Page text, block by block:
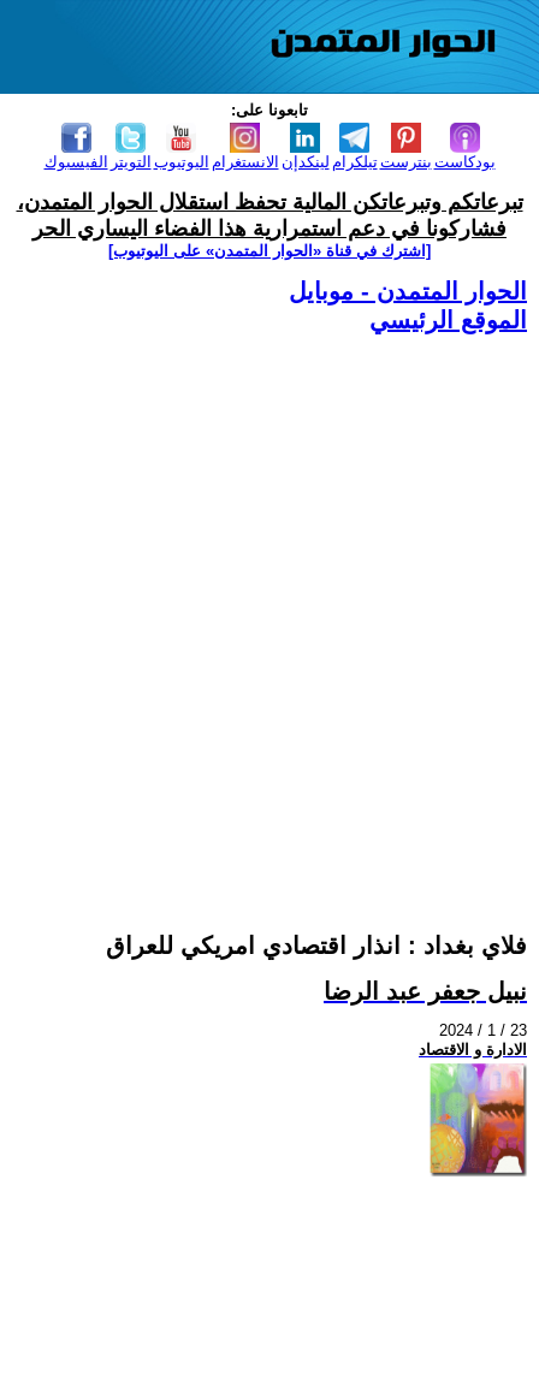
تابعونا على:
الفيسبوك التويتر اليوتيوب الانستغرام لينكدإن تيلكرامبنترست بودكاست
تبرعاتكم وتبرعاتكن المالية تحفظ استقلال الحوار المتمدن،
فشاركونا في دعم استمرارية هذا الفضاء اليساري الحر
[اشترك في قناة ‫«الحوار المتمدن» على اليوتيوب]
الحوار المتمدن - موبايل
الموقع الرئيسي
فلاي بغداد : انذار اقتصادي امريكي للعراق
نبيل جعفر عبد الرضا
2024 / 1 / 23
الادارة و الاقتصاد